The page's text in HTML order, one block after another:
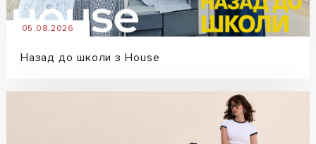
05.08.2026
Назад до школи з House